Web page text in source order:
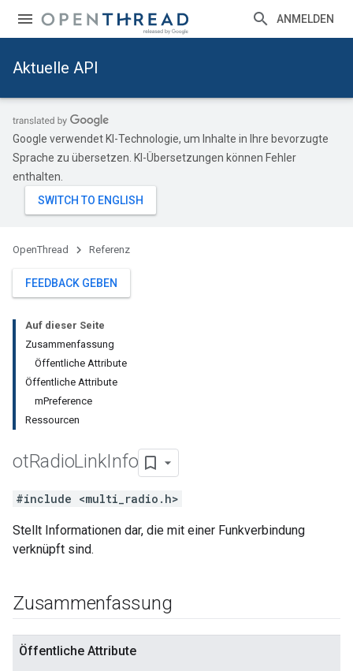
ANMELDEN
Aktuelle API
Google verwendet KI-Technologie, um Inhalte in Ihre bevorzugte
Sprache zu übersetzen. KI-Übersetzungen können Fehler
enthalten.
OpenThread Referenz
FEEDBACK GEBEN
Auf dieser Seite
Zusammenfassung
Öffentliche Attribute
Öffentliche Attribute
mPreference
Ressourcen
otRadioLinkInfo
#include <multi_radio.h>
Stellt Informationen dar, die mit einer Funkverbindung
verknüpft sind.
Zusammenfassung
Öffentliche Attribute